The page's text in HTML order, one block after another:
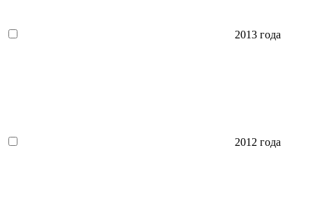
2013 года
2012 года